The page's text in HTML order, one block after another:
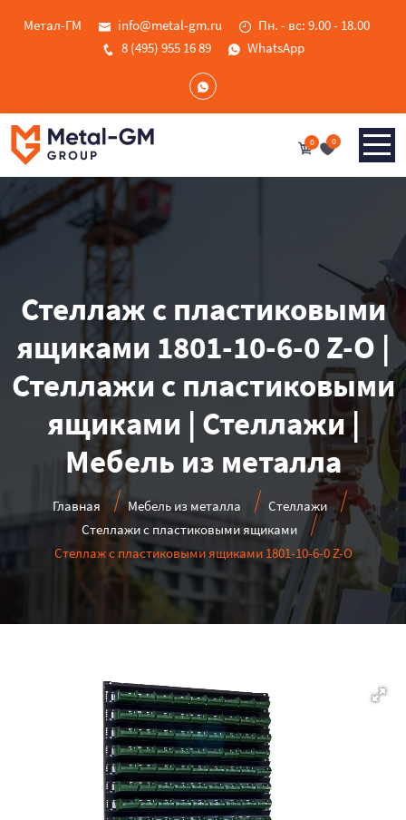
Метал-ГМ info@metal-gm.ru
Пн. - вс: 9.00 - 18.00
8 (495) 955 16 89
WhatsApp
0 0
Стеллаж с пластиковыми
ящиками 1801-10-6-0 Z-O |
Стеллажи с пластиковыми
ящиками | Стеллажи |
Мебель из металла
Главная Мебель из металла
Стеллажи
Стеллажи с пластиковыми ящиками
Стеллаж с пластиковыми ящиками 1801-10-6-0 Z-O